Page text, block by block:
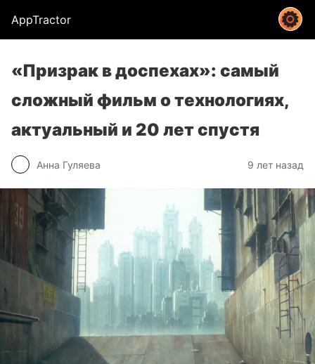
AppTractor
«Призрак в доспехах»: самый
сложный фильм о технологиях,
актуальный и 20 лет спустя
Анна Гуляева 9 лет назад